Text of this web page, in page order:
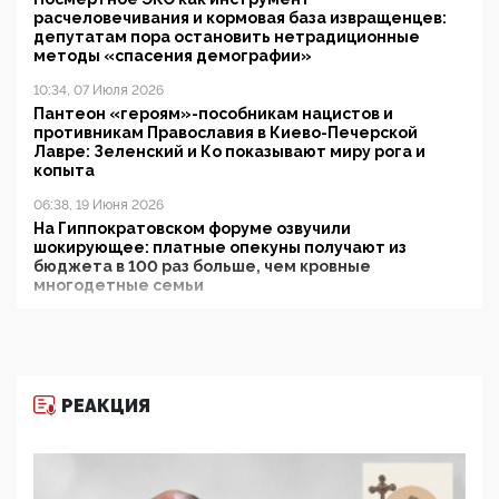
расчеловечивания и кормовая база извращенцев:
депутатам пора остановить нетрадиционные
методы «спасения демографии»
10:34, 07 Июля 2026
Пантеон «героям»-пособникам нацистов и
противникам Православия в Киево-Печерской
Лавре: Зеленский и Ко показывают миру рога и
копыта
06:38, 19 Июня 2026
На Гиппократовском форуме озвучили
шокирующее: платные опекуны получают из
бюджета в 100 раз больше, чем кровные
многодетные семьи
11:53, 09 Июня 2026
деятельность ИИТО ЮНЕСКО в России, но
цифроглобалисты продолжают определять
РЕАКЦИЯ